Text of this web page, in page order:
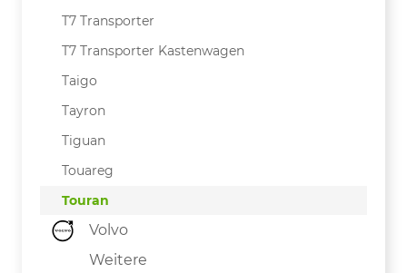
T7 Transporter
T7 Transporter Kastenwagen
Taigo
Tayron
Tiguan
Touareg
Touran
Volvo
Weitere